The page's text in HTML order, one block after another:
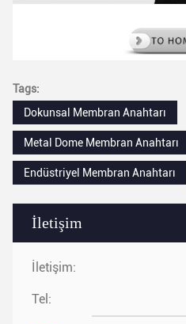
İletişim
İletişim:
Tel:
Tags:
Dokunsal Membran Anahtarı
Metal Dome Membran Anahtarı
Endüstriyel Membran Anahtarı